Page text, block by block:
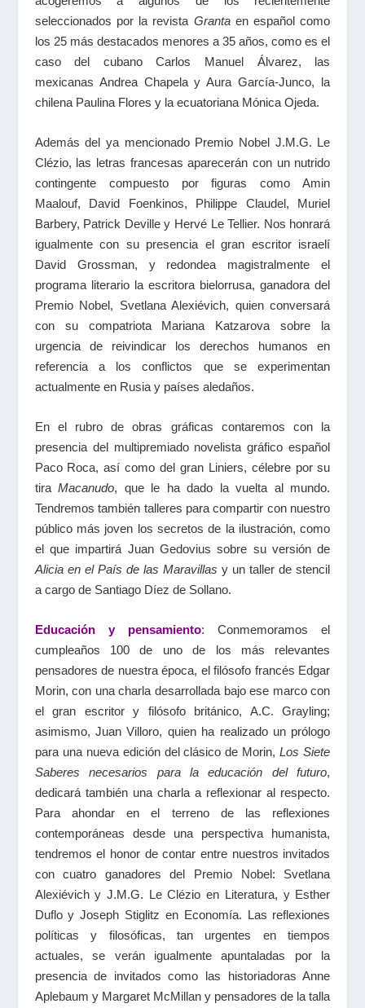
seleccionados por la revista Granta en español como
los 25 más destacados menores a 35 años, como es el
caso del cubano Carlos Manuel Álvarez, las
mexicanas Andrea Chapela y Aura García-Junco, la
chilena Paulina Flores y la ecuatoriana Mónica Ojeda.
Además del ya mencionado Premio Nobel J.M.G. Le
Clézio, las letras francesas aparecerán con un nutrido
contingente compuesto por figuras como Amin
Maalouf, David Foenkinos, Philippe Claudel, Muriel
Barbery, Patrick Deville y Hervé Le Tellier. Nos honrará
igualmente con su presencia el gran escritor israelí
David Grossman, y redondea magistralmente el
programa literario la escritora bielorrusa, ganadora del
Premio Nobel, Svetlana Alexiévich, quien conversará
con su compatriota Mariana Katzarova sobre la
urgencia de reivindicar los derechos humanos en
referencia a los conflictos que se experimentan
actualmente en Rusia y países aledaños.
En el rubro de obras gráficas contaremos con la
presencia del multipremiado novelista gráfico español
Paco Roca, así como del gran Liniers, célebre por su
tiraMacanudo, que le ha dado la vuelta al mundo.
Tendremos también talleres para compartir con nuestro
público más joven los secretos de la ilustración, como
el que impartirá Juan Gedovius sobre su versión de
Alicia en el País de las Maravillas y un taller de stencil
a cargo de Santiago Díez de Sollano.
Educación y pensamiento: Conmemoramos el
cumpleaños 100 de uno de los más relevantes
pensadores de nuestra época, el filósofo francés Edgar
Morin, con una charla desarrollada bajo ese marco con
el gran escritor y filósofo británico, A.C. Grayling;
asimismo, Juan Villoro, quien ha realizado un prólogo
para una nueva edición del clásico de Morin,Los Siete
Saberes necesarios para la educación del futuro,
dedicará también una charla a reflexionar al respecto.
Para ahondar en el terreno de las reflexiones
contemporáneas desde una perspectiva humanista,
tendremos el honor de contar entre nuestros invitados
con cuatro ganadores del Premio Nobel: Svetlana
Alexiévich y J.M.G. Le Clézio en Literatura, y Esther
Duflo y Joseph Stiglitz en Economía. Las reflexiones
políticas y filosóficas, tan urgentes en tiempos
actuales, se verán igualmente apuntaladas por la
presencia de invitados como las historiadoras Anne
Aplebaum y Margaret McMillan y pensadores de la talla